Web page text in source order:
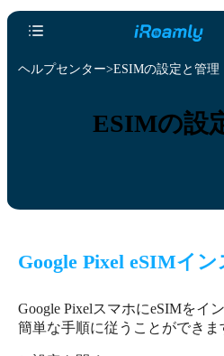
ヘルプセンター ESIMの設定と管理
ESIMの設
Google Pixel eSIMイ
Google PixelスマホにeSIMをイ
簡単な手順に従うことができま